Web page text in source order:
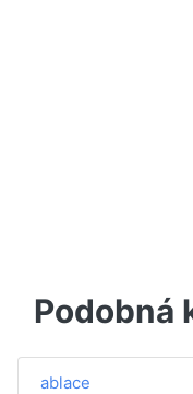
Podobná
ablace